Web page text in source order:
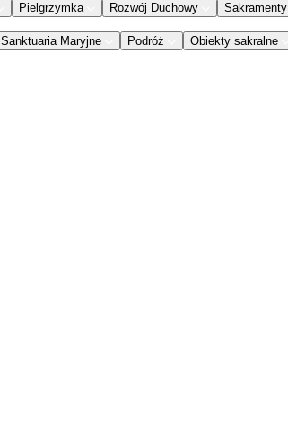
Pielgrzymka Rozwój Duchowy Sakramenty
Sanktuaria Maryjne Podróż Obiekty sakralne